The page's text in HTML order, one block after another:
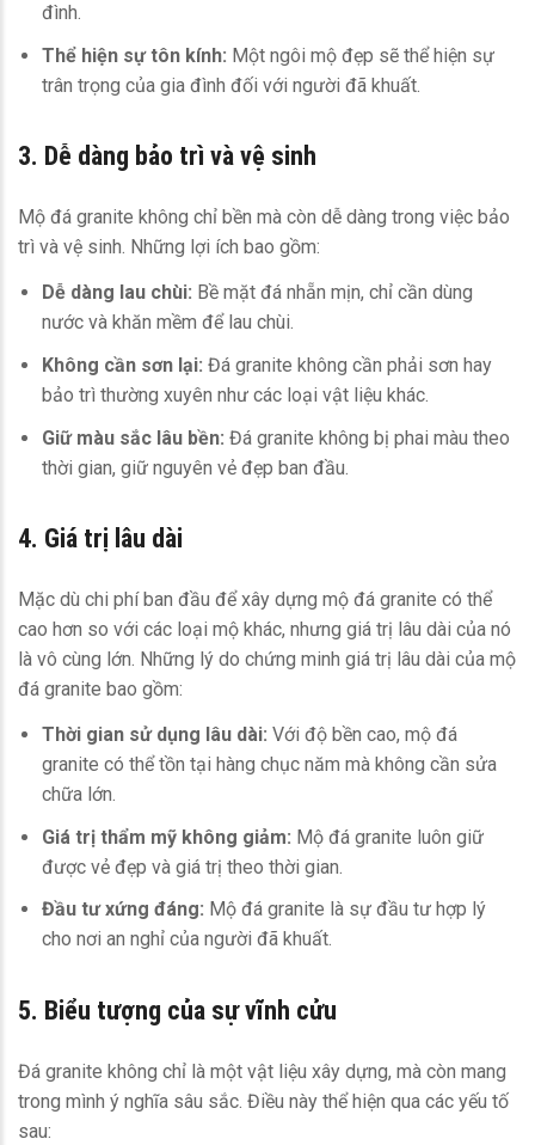
đình.
Thể hiện sự tôn kính: Một ngôi mộ đẹp sẽ thể hiện sự
trân trọng của gia đình đối với người đã khuất.
3. Dễ dàng bảo trì và vệ sinh
Mộ đá granite không chỉ bền mà còn dễ dàng trong việc bảo
trì và vệ sinh. Những lợi ích bao gồm:
Dễ dàng lau chùi: Bề mặt đá nhẵn mịn, chỉ cần dùng
nước và khăn mềm để lau chùi.
Không cần sơn lại: Đá granite không cần phải sơn hay
bảo trì thường xuyên như các loại vật liệu khác.
Giữ màu sắc lâu bền: Đá granite không bị phai màu theo
thời gian, giữ nguyên vẻ đẹp ban đầu.
4. Giá trị lâu dài
Mặc dù chi phí ban đầu để xây dựng mộ đá granite có thể
cao hơn so với các loại mộ khác, nhưng giá trị lâu dài của nó
là vô cùng lớn. Những lý do chứng minh giá trị lâu dài của mộ
đá granite bao gồm:
Thời gian sử dụng lâu dài: Với độ bền cao, mộ đá
granite có thể tồn tại hàng chục năm mà không cần sửa
chữa lớn.
Giá trị thẩm mỹ không giảm: Mộ đá granite luôn giữ
được vẻ đẹp và giá trị theo thời gian.
Đầu tư xứng đáng: Mộ đá granite là sự đầu tư hợp lý
cho nơi an nghỉ của người đã khuất.
5. Biểu tượng của sự vĩnh cửu
Đá granite không chỉ là một vật liệu xây dựng, mà còn mang
trong mình ý nghĩa sâu sắc. Điều này thể hiện qua các yếu tố
sau: